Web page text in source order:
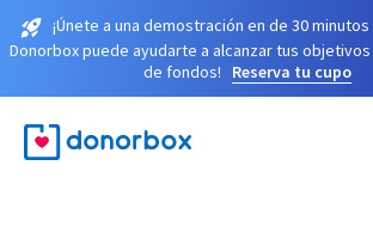
¡Únete a una demostración en de 30
Donorbox puede ayudarte a alcanzar tus
de fondos!
Reserva tu cupo